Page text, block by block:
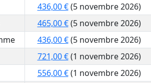
436,00 €(5 novembre 2026)
465,00 €(5 novembre 2026)
436,00 €(5 novembre 2026)
721,00 €(1 novembre 2026)
556,00 €(1 novembre 2026)